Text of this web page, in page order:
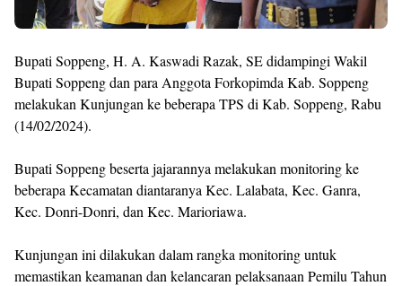
Bupati Soppeng, H. A. Kaswadi Razak, SE didampingi Wakil
Bupati Soppeng dan para Anggota Forkopimda Kab. Soppeng
melakukan Kunjungan ke beberapa TPS di Kab. Soppeng, Rabu
(14/02/2024).
Bupati Soppeng beserta jajarannya melakukan monitoring ke
beberapa Kecamatan diantaranya Kec. Lalabata, Kec. Ganra,
Kec. Donri-Donri, dan Kec. Marioriawa.
Kunjungan ini dilakukan dalam rangka monitoring untuk
memastikan keamanan dan kelancaran pelaksanaan Pemilu Tahun